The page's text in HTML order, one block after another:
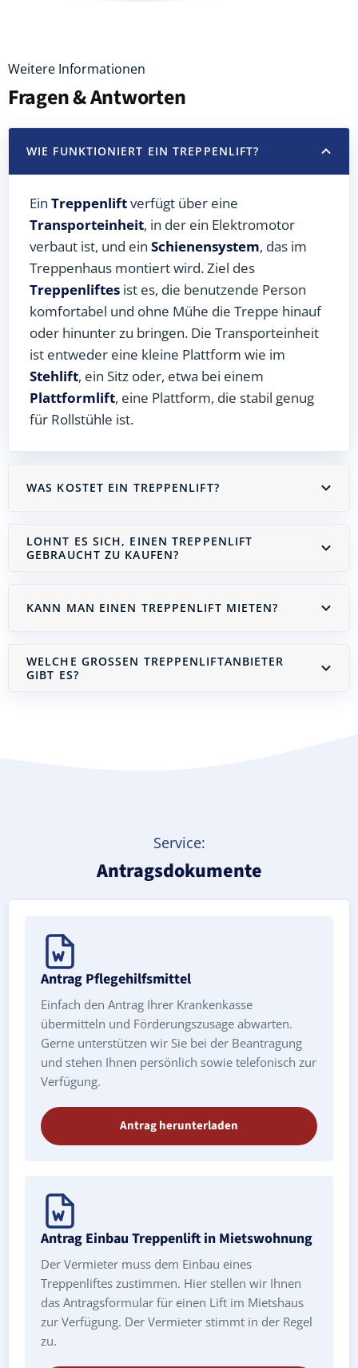
Weitere Informationen
Fragen & Antworten
WIE FUNKTIONIERT EIN TREPPENLIFT?
Ein Treppenliftverfügt über eine
Transporteinheit, in der ein Elektromotor
verbaut ist, und ein Schienensystem, das im
Treppenhaus montiert wird. Ziel des
Treppenliftes ist es, die benutzende Person
komfortabel und ohne Mühe die Treppe hinauf
oder hinunter zu bringen. Die Transporteinheit
ist entweder eine kleine Plattform wie im
Stehlift, ein Sitz oder, etwa bei einem
Plattformlift, eine Plattform, die stabil genug
für Rollstühle ist.
WAS KOSTET EIN TREPPENLIFT?
LOHNT ES SICH, EINEN TREPPENLIFT
GEBRAUCHT ZU KAUFEN?
KANN MAN EINEN TREPPENLIFT MIETEN?
WELCHE GROSSEN TREPPENLIFTANBIETER G
IBT ES?
Service:
Antragsdokumente
Antrag Pflegehilfsmittel
Einfach den Antrag Ihrer Krankenkasse
übermitteln und Förderungszusage abwarten.
Gerne unterstützen wir Sie bei der Beantragung
und stehen Ihnen persönlich sowie telefonisch zur
Verfügung.
Antrag herunterladen
Antrag Einbau Treppenlift in Mietswohnung
Der Vermieter muss dem Einbau eines
Treppenliftes zustimmen. Hier stellen wir Ihnen
das Antragsformular für einen Lift im Mietshaus
zur Verfügung. Der Vermieter stimmt in der Regel
zu.